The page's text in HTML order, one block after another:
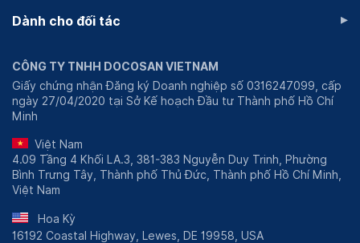
Dành cho đối tác ▸
CÔNG TY TNHH DOCOSAN VIETNAM
Giấy chứng nhận Đăng ký Doanh nghiệp số 0316247099, cấp
ngày 27/04/2020 tại Sở Kế hoạch Đầu tư Thành phố Hồ Chí
Minh
Việt Nam
4.09 Tầng 4 Khối LA.3, 381-383 Nguyễn Duy Trinh, Phường
Bình Trưng Tây, Thành phố Thủ Đức, Thành phố Hồ Chí Minh,
Việt Nam
Hoa Kỳ
16192 Coastal Highway, Lewes, DE 19958, USA